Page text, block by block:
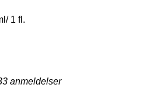
1 fl.
anmeldelser